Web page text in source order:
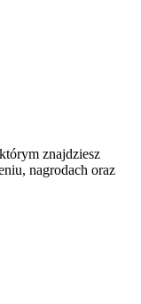
znajdziesz
nagrodach oraz